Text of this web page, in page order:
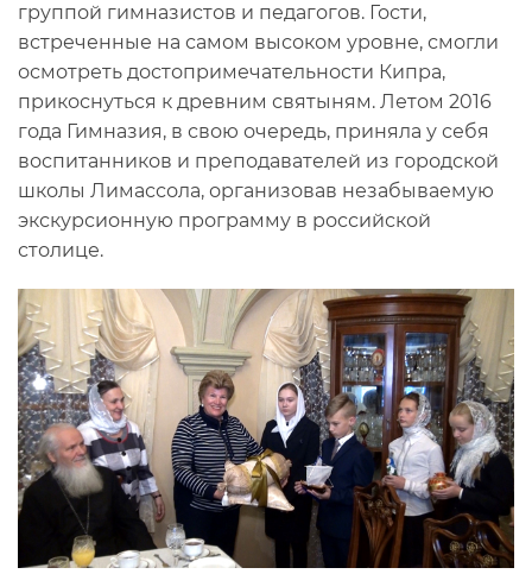
группой гимназистов и педагогов. Гости,
встреченные на самом высоком уровне, смогли
осмотреть достопримечательности Кипра,
прикоснуться к древним святыням. Летом 2016
года Гимназия, в свою очередь, приняла у себя
воспитанников и преподавателей из городской
школы Лимассола, организовав незабываемую
экскурсионную программу в российской
столице.